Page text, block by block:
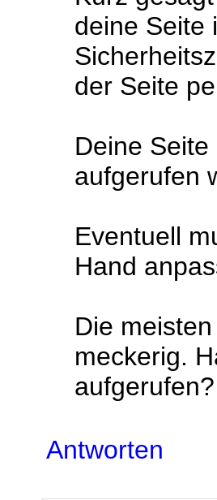
deine Seite
der Seite
Deine
aufgerufen
Eventuell
Hand
Die
meckerig.
aufgerufen?
Antworten